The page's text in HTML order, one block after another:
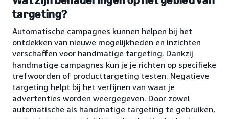
targeting?
Automatische campagnes kunnen helpen bij het
ontdekken van nieuwe mogelijkheden en inzichten
verschaffen voor handmatige targeting. Dankzij
handmatige campagnes kun je je richten op specifieke
trefwoorden of producttargeting testen. Negatieve
targeting helpt bij het verfijnen van waar je
advertenties worden weergegeven. Door zowel
automatische als handmatige targeting te gebruiken,